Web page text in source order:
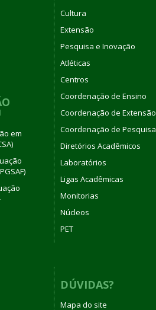
em
Cultura
Extensão
Pesquisa e Inovação
Atléticas
Centros
Coordenação de Ensino
Coordenação de Extensão
Coordenação de Pesquisa
Diretórios Acadêmicos
Laboratórios
Ligas Acadêmicas
Monitorias
Núcleos
PET
DÚVIDAS?
Mapa do site